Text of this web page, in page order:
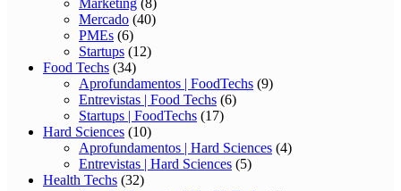
Mercado (40)
PMEs (6)
Startups (12)
Food Techs (34)
Aprofundamentos | FoodTechs (9)
Entrevistas | Food Techs (6)
Startups | FoodTechs (17)
Hard Sciences (10)
Aprofundamentos | Hard Sciences (4)
Entrevistas | Hard Sciences (5)
Health Techs (32)